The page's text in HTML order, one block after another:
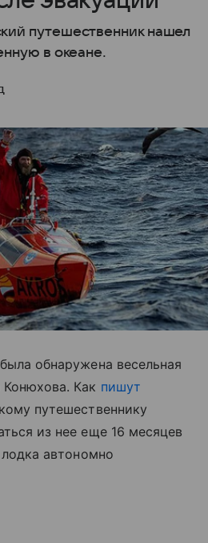
путешественник нашел
в океане.
обнаружена весельная
Конюхова. Как пишут
путешественнику
из нее еще 16 месяцев
автономно